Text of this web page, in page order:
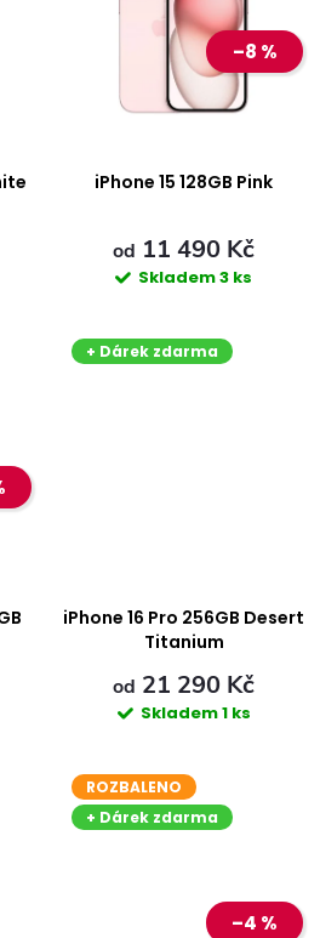
–8 %
iPhone 15 128GB Pink
od 11 490 Kč
Skladem3 ks
+ Dárek zdarma
iPhone 16 Pro 256GB Desert
Titanium
od 21 290 Kč
Skladem1 ks
ROZBALENO
+ Dárek zdarma
–4 %